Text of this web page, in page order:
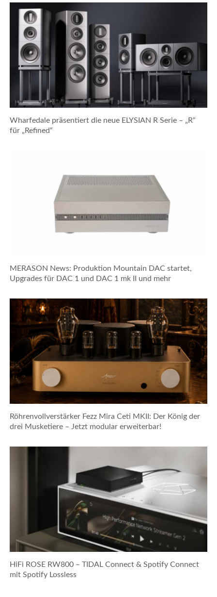
Wharfedale präsentiert die neue ELYSIAN R Serie – „R“
für „Refined“
MERASON News: Produktion Mountain DAC startet,
Upgrades für DAC 1 und DAC 1 mk II und mehr
Röhrenvollverstärker Fezz Mira Ceti MKII: Der König der
drei Musketiere – Jetzt modular erweiterbar!
HiFi ROSE RW800 – TIDAL Connect & Spotify Connect
mit Spotify Lossless